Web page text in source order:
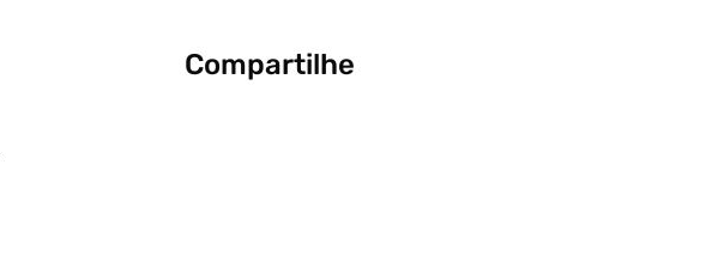
Compartilhe